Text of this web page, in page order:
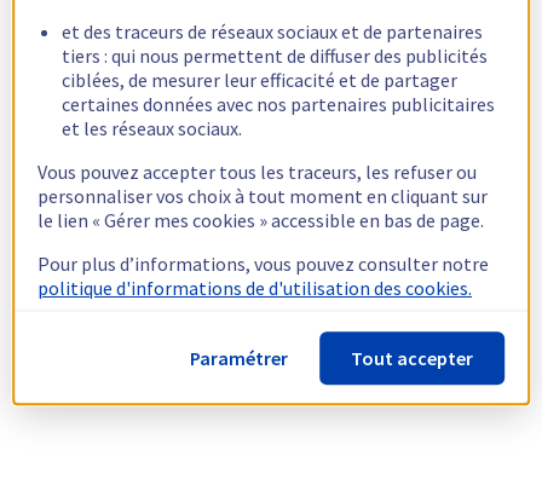
et des traceurs de réseaux sociaux et de partenaires
tiers : qui nous permettent de diffuser des publicités
ciblées, de mesurer leur efficacité et de partager
certaines données avec nos partenaires publicitaires
et les réseaux sociaux.
Vous pouvez accepter tous les traceurs, les refuser ou
personnaliser vos choix à tout moment en cliquant sur
le lien « Gérer mes cookies » accessible en bas de page.
Pour plus d’informations, vous pouvez consulter notre
politique d'informations de d'utilisation des cookies.
Paramétrer Tout accepter